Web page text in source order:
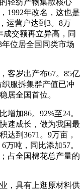
轻纺产物集散核心
1992年改名，这也是
运营户达到3。8万
成交额再立异高，同
年位居全国同类市场
岁出产布67。85亿
服拆集群产值已冲
居全国首位。
加86。92%至24。
速成长，做为我国最
达到3671。9万亩，
万吨，同比添加57。
占全国棉花总产量的
，具有上逛原材料供